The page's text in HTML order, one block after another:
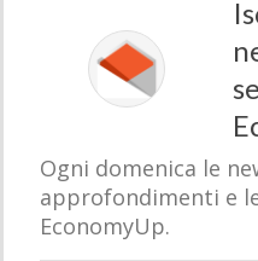
Ogni domenica le
approfondimenti e
EconomyUp.